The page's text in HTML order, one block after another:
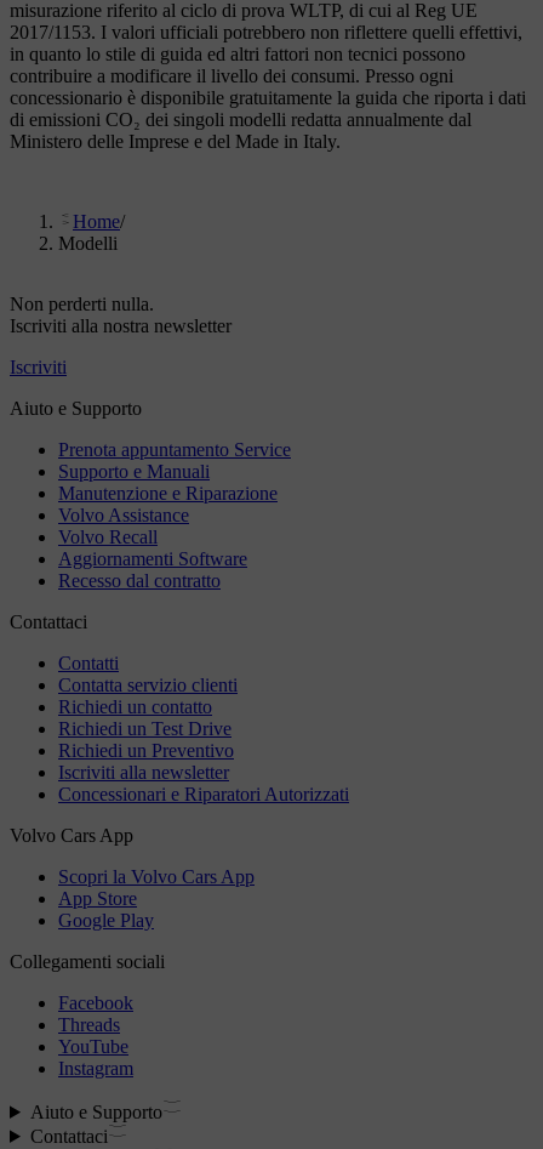
misurazione riferito al ciclo di prova WLTP, di cui al Reg UE
2017/1153. I valori ufficiali potrebbero non riflettere quelli effettivi,
in quanto lo stile di guida ed altri fattori non tecnici possono
contribuire a modificare il livello dei consumi. Presso ogni
concessionario è disponibile gratuitamente la guida che riporta i dati
di emissioni CO₂ dei singoli modelli redatta annualmente dal
Ministero delle Imprese e del Made in Italy.
Home/
Modelli